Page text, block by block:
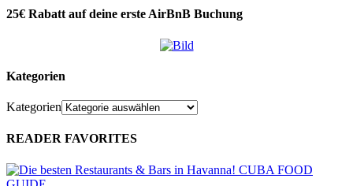
25€ Rabatt auf deine erste AirBnB Buchung
Kategorien
Kategorien
READER FAVORITES